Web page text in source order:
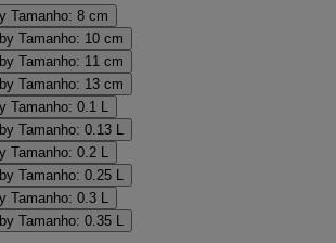
Tamanho: 8 cm
Tamanho: 10 cm
Tamanho: 11 cm
Tamanho: 13 cm
Tamanho: 0.1 L
Tamanho: 0.13 L
Tamanho: 0.2 L
Tamanho: 0.25 L
Tamanho: 0.3 L
Tamanho: 0.35 L